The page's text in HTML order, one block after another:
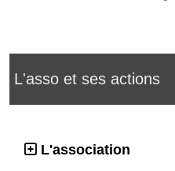
L'asso et ses actions
L'association